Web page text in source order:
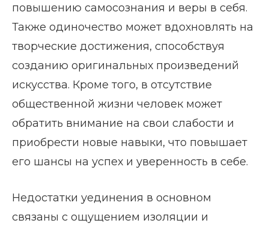
повышению самосознания и веры в себя.
Также одиночество может вдохновлять на
творческие достижения, способствуя
созданию оригинальных произведений
искусства. Кроме того, в отсутствие
общественной жизни человек может
обратить внимание на свои слабости и
приобрести новые навыки, что повышает
его шансы на успех и уверенность в себе.
Недостатки уединения в основном
связаны с ощущением изоляции и